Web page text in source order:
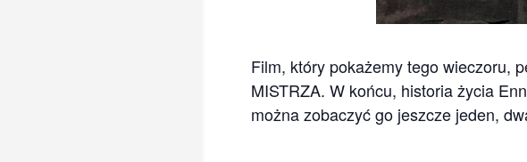
Film, który pokażemy tego wieczoru,
MISTRZA. W końcu, historia życia
można zobaczyć go jeszcze jeden,